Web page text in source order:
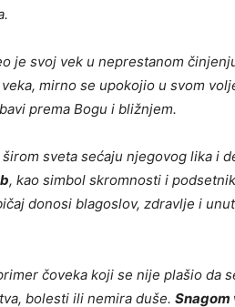
je svoj vek u neprestanom
mirno se upokojio u svom
prema Bogu i bližnjem.
sveta sećaju njegovog lika i
, kao simbol skromnosti i
donosi blagoslov, zdravlje i
čoveka koji se nije plašio da
bolesti ili nemira duše. Snagom